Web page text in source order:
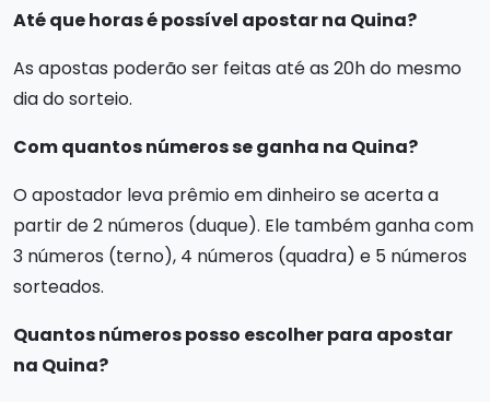
Até que horas é possível apostar na Quina?
As apostas poderão ser feitas até as 20h do mesmo
dia do sorteio.
Com quantos números se ganha na Quina?
O apostador leva prêmio em dinheiro se acerta a
partir de 2 números (duque). Ele também ganha com
3 números (terno), 4 números (quadra) e 5 números
sorteados.
Quantos números posso escolher para apostar
na Quina?